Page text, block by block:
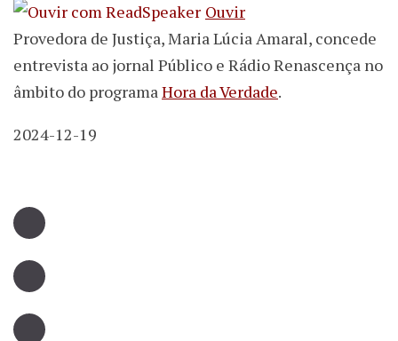
Ouvir
Provedora de Justiça, Maria Lúcia Amaral, concede
entrevista ao jornal Público e Rádio Renascença no
âmbito do programaHora da Verdade.
2024-12-19